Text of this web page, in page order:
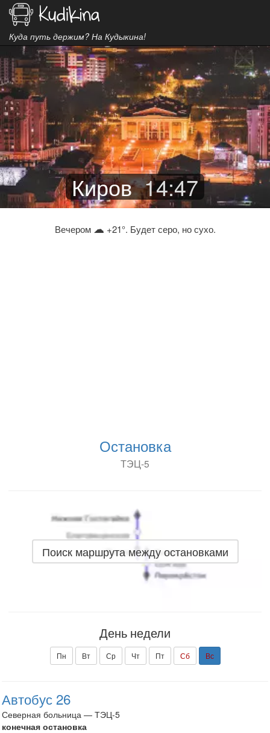
Куда путь держим? На Кудыкина!
Киров 14:47
Вечером ☁ +21°. Будет серо, но сухо.
Остановка
ТЭЦ-5
Поиск маршрута между остановками
День недели
Пн Вт Ср Чт Пт Сб Вс
Автобус 26
Северная больница — ТЭЦ-5
конечная остановка